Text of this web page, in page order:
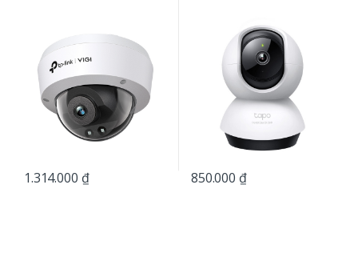
1.314.000 ₫ 850.000 ₫